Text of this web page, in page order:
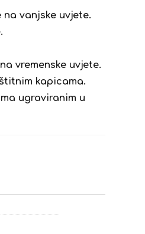
vanjske uvjete.
vremenske uvjete.
kapicama.
ugraviranim u